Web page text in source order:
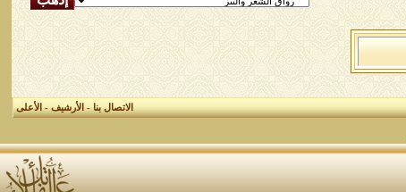
الاتصال بنا-الأرشيف-الأعلى